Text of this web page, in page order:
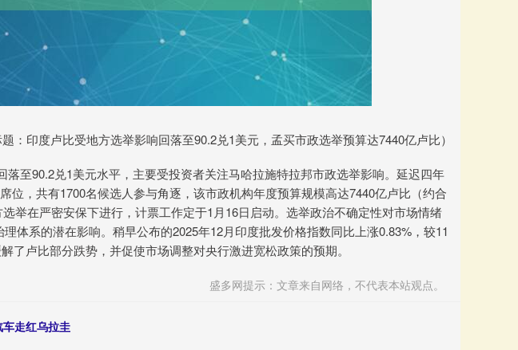
题：印度卢比受地方选举影响回落至90.2兑1美元，孟买市政选举预算达7440亿卢比）
落至90.2兑1美元水平，主要受投资者关注马哈拉施特拉邦市政选举影响。延迟四年
位，共有1700名候选人参与角逐，该市政机构年度预算规模高达7440亿卢比（约合
举在严密安保下进行，计票工作定于1月16日启动。选举政治不确定性对市场情绪
体系的潜在影响。稍早公布的2025年12月印度批发价格指数同比上涨0.83%，较11
了卢比部分跌势，并促使市场调整对央行激进宽松政策的预期。
盛多网提示：文章来自网络，不代表本站观点。
走红乌拉圭